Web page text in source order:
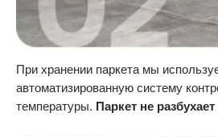
При хранении паркета мы
автоматизированную систему
температуры. Паркет не